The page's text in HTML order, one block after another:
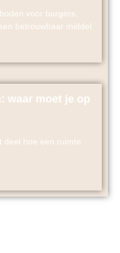
voor burgers.
betrouwbaar middel
waar moet je op
deel hoe een ruimte